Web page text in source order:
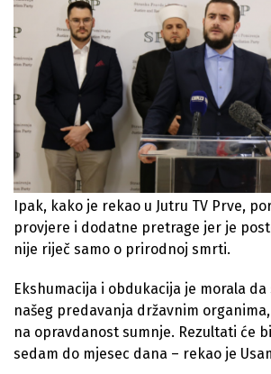
Ipak, kako je rekao u Jutru TV Prve,
provjere i dodatne pretrage jer je
nije riječ samo o prirodnoj smrti.
Ekshumacija i obdukacija je morala
našeg predavanja državnim
na opravdanost sumnje. Rezultati će
sedam do mjesec dana – rekao je